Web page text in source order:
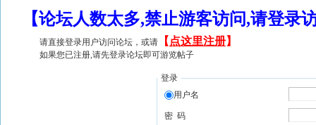
【论坛人数太多,禁止游客访问,请登
请直接登录用户访问论坛，或请 【 点这里注册】
如果您已注册,请先登录论坛即可游览帖子
登录
用户名
密 码